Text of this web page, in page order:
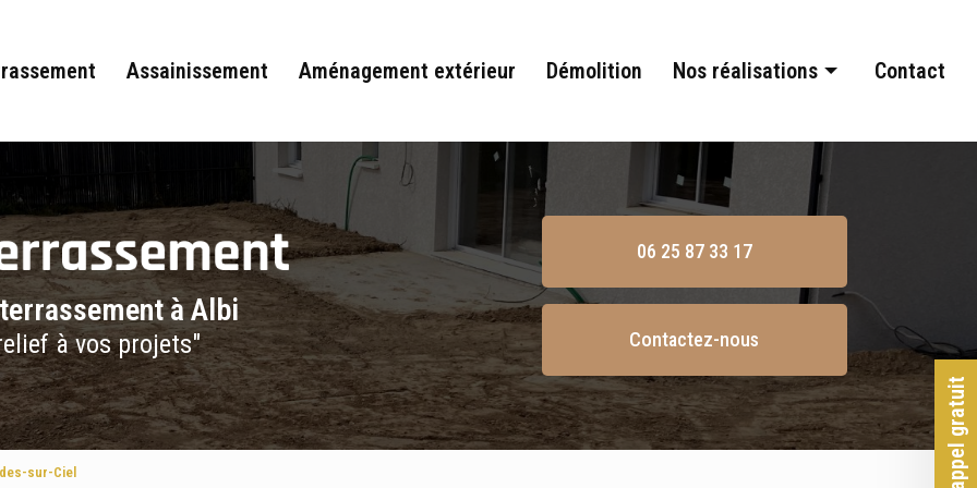
Rappel gratuit
Assainissement Aménagement extérieur Démolition Nos réalisations
Terrassement
Assainissement
Contact
à Albi
à vos projets"
06 25 87 33 17
Contactez-nous
sur-Ciel